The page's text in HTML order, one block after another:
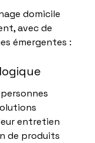
domicile
avec de
émergentes :
entretien
de produits